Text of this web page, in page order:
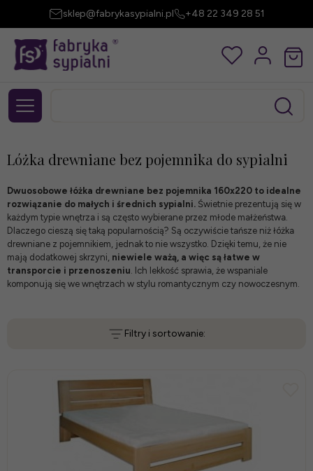
sklep@fabrykasypialni.pl +48 22 349 28 51
Lóżka drewniane bez pojemnika do sypialni
Dwuosobowe łóżka drewniane bez pojemnika 160x220 to idealne
rozwiązanie do małych i średnich sypialni. Świetnie prezentują się w
każdym typie wnętrza i są często wybierane przez młode małżeństwa.
Dlaczego cieszą się taką popularnością? Są oczywiście tańsze niż łóżka
drewniane z pojemnikiem, jednak to nie wszystko. Dzięki temu, że nie
mają dodatkowej skrzyni, niewiele ważą, a więc są łatwe w
transporcie i przenoszeniu. Ich lekkość sprawia, że wspaniale
komponują się we wnętrzach w stylu romantycznym czy nowoczesnym.
Filtry i sortowanie: